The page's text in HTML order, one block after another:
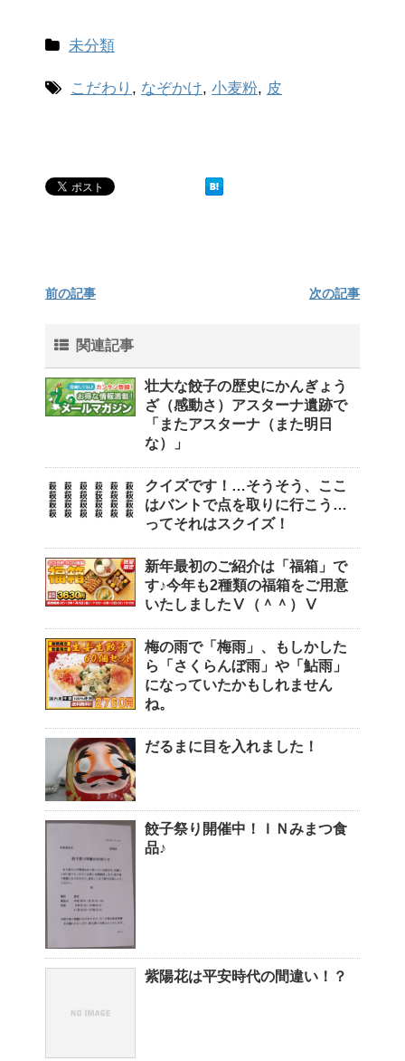
未分類
こだわり , なぞかけ, 小麦粉, 皮
前の記事 次の記事
関連記事
壮大な餃子の歴史にかんぎょう
ざ（感動さ）アスターナ遺跡で
「またアスターナ（また明日
な）」
クイズです！…そうそう、ここ
はバントで点を取りに行こう…
ってそれはスクイズ！
新年最初のご紹介は「福箱」で
す♪今年も2種類の福箱をご用意
いたしましたⅤ（＾＾）Ⅴ
梅の雨で「梅雨」、もしかした
ら「さくらんぼ雨」や「鮎雨」
になっていたかもしれません
ね。
だるまに目を入れました！
餃子祭り開催中！ＩＮみまつ食
品♪
紫陽花は平安時代の間違い！？